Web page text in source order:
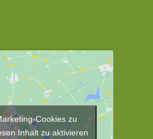
Cookies zu
Inhalt zu aktivieren